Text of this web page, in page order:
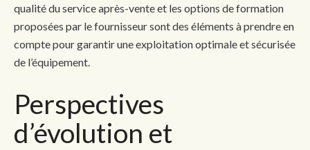
qualité du service après-vente et les options de formation
proposées par le fournisseur sont des éléments à prendre en
compte pour garantir une exploitation optimale et sécurisée
de l’équipement.
Perspectives
d’évolution et